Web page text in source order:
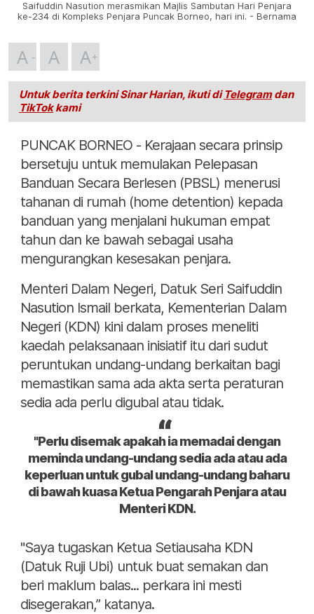
Saifuddin Nasution merasmikan Majlis Sambutan Hari Penjara
ke-234 di Kompleks Penjara Puncak Borneo, hari ini. - Bernama
A A A
Untuk berita terkini Sinar Harian, ikuti di Telegramdan
TikTokkami
PUNCAK BORNEO - Kerajaan secara prinsip
bersetuju untuk memulakan Pelepasan
Banduan Secara Berlesen (PBSL) menerusi
tahanan di rumah (home detention) kepada
banduan yang menjalani hukuman empat
tahun dan ke bawah sebagai usaha
mengurangkan kesesakan penjara.
Menteri Dalam Negeri, Datuk Seri Saifuddin
Nasution Ismail berkata, Kementerian Dalam
Negeri (KDN) kini dalam proses meneliti
kaedah pelaksanaan inisiatif itu dari sudut
peruntukan undang-undang berkaitan bagi
memastikan sama ada akta serta peraturan
sedia ada perlu digubal atau tidak.
"Perlu disemak apakah ia memadai dengan
meminda undang-undang sedia ada atau ada
keperluan untuk gubal undang-undang baharu
di bawah kuasa Ketua Pengarah Penjara atau
Menteri KDN.
"Saya tugaskan Ketua Setiausaha KDN
(Datuk Ruji Ubi) untuk buat semakan dan
beri maklum balas... perkara ini mesti
disegerakan,” katanya.